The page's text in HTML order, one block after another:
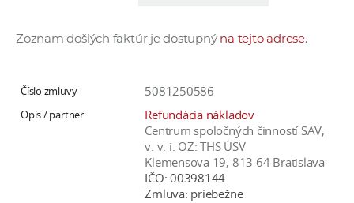
í
a
Zoznam došlých faktúr je dostupný na tejto adrese.
5081250586
Refundácia nákladov
Centrum spoločných činností SAV,
v. v. i. OZ: THS ÚSV
Klemensova 19, 813 64 Bratislava
IČO: 00398144
Zmluva: priebežne